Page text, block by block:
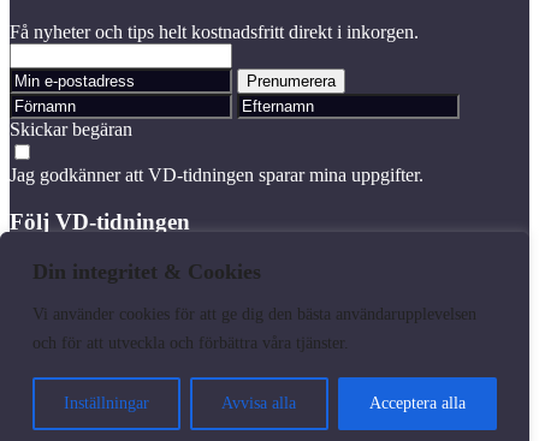
Din integritet & Cookies
Vi använder cookies för att ge dig den bästa användarupplevelsen
och för att utveckla och förbättra våra tjänster.
Inställningar Avvisa alla Acceptera alla
Få nyheter och tips helt kostnadsfritt direkt i inkorgen.
Skickar begäran
Jag godkänner att VD-tidningen sparar mina uppgifter.
Följ VD-tidningen
Linkedin
Kundtjänst
Made with❤byWonderFour